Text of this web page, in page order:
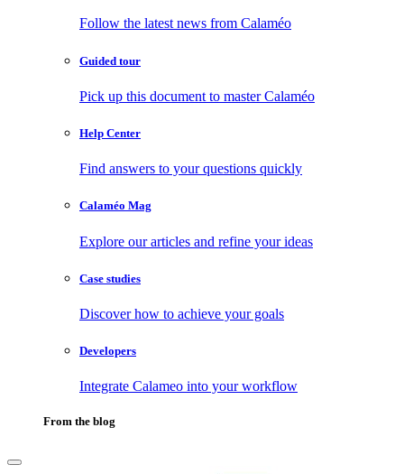
Follow the latest news from Calaméo
Guided tour
Pick up this document to master Calaméo
Help Center
Find answers to your questions quickly
Calaméo Mag
Explore our articles and refine your ideas
Case studies
Discover how to achieve your goals
Developers
Integrate Calameo into your workflow
From the blog